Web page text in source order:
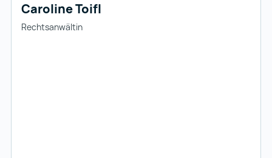
Caroline Toifl
Rechtsanwältin